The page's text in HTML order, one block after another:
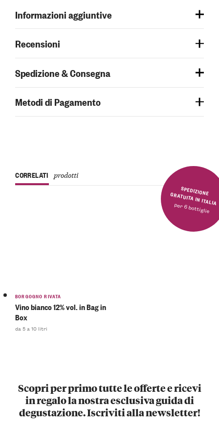
Informazioni aggiuntive
Recensioni
Spedizione & Consegna
Metodi di Pagamento
SPEDIZIONE GRATUITA IN ITALIA
per 6 bottiglie
CORRELATI prodotti
BORGOGNO RIVATA
Vino bianco 12% vol. in Bag in
Box
da 5 a 10 litri
Scopri per primo tutte le offerte e ricevi
in regalo la nostra esclusiva guida di
degustazione. Iscriviti alla newsletter!